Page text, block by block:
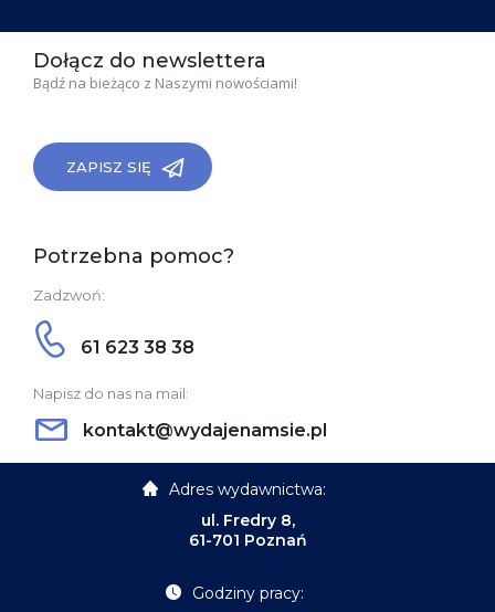
Dołącz do newslettera
Bądź na bieżąco z Naszymi nowościami!
ZAPISZ SIĘ
Potrzebna pomoc?
Zadzwoń:
61 623 38 38
Napisz do nas na mail:
kontakt@wydajenamsie.pl
Adres wydawnictwa:
ul. Fredry 8,
61-701 Poznań
Godziny pracy: